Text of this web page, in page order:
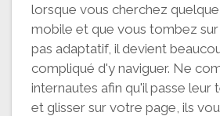
lorsque vous cherchez
mobile et que vous tombez sur
pas adaptatif, il devient
compliqué d'y naviguer. Ne
internautes afin qu'il passe
et glisser sur votre page, ils